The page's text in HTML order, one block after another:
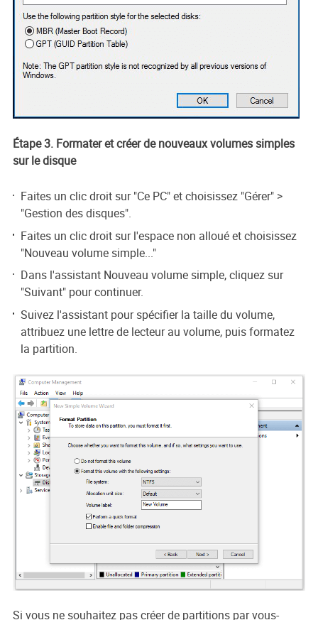
Étape 3. Formater et créer de nouveaux volumes simples
sur le disque
Faites un clic droit sur "Ce PC" et choisissez "Gérer" >
"Gestion des disques".
Faites un clic droit sur l'espace non alloué et choisissez
"Nouveau volume simple..."
Dans l'assistant Nouveau volume simple, cliquez sur
"Suivant" pour continuer.
Suivez l'assistant pour spécifier la taille du volume,
attribuez une lettre de lecteur au volume, puis formatez
la partition.
Si vous ne souhaitez pas créer de partitions par vous-